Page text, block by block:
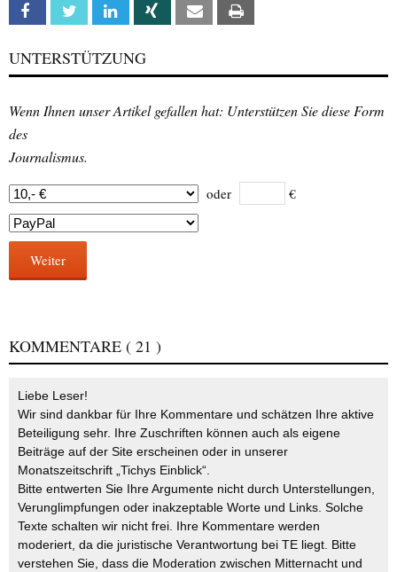
Facebook Twitter Linkedin Xing Email
UNTERSTÜTZUNG
Wenn Ihnen unser Artikel gefallen hat: Unterstützen Sie diese Form
des
Journalismus.
oder €
Weiter
KOMMENTARE ( 21 )
Liebe Leser!
Wir sind dankbar für Ihre Kommentare und schätzen Ihre aktive
Beteiligung sehr. Ihre Zuschriften können auch als eigene
Beiträge auf der Site erscheinen oder in unserer
Monatszeitschrift „Tichys Einblick“.
Bitte entwerten Sie Ihre Argumente nicht durch Unterstellungen,
Verunglimpfungen oder inakzeptable Worte und Links. Solche
Texte schalten wir nicht frei. Ihre Kommentare werden
moderiert, da die juristische Verantwortung bei TE liegt. Bitte
verstehen Sie, dass die Moderation zwischen Mitternacht und